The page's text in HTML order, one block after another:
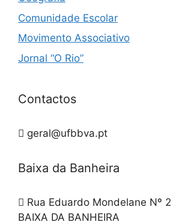
Comunidade Escolar
Movimento Associativo
Jornal “O Rio”
Contactos
geral@ufbbva.pt
Baixa da Banheira
Rua Eduardo Mondelane Nº
BAIXA DA BANHEIRA